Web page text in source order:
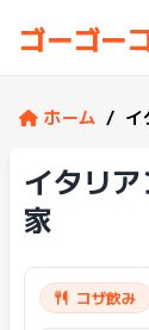
ゴーゴー
ホーム / イ
イタリ
家
コザ飲み